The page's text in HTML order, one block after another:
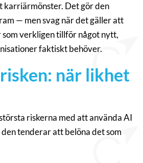
Det gör den
— men svag när det gäller att
verkligen tillför något nytt,
faktiskt behöver.
när likhet
riskerna med att använda AI
tenderar att belöna det som